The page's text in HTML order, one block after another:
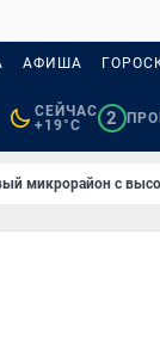
АФИША
СЕЙЧАС
+19°C
2
микрорайон с